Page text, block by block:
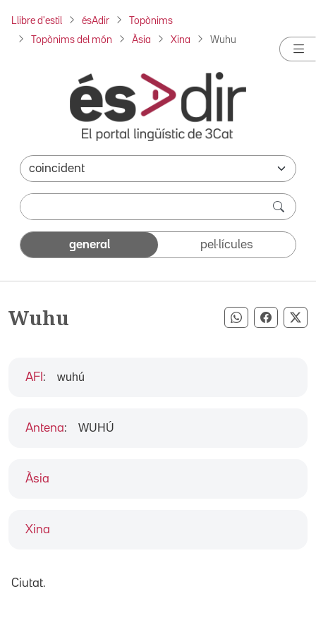
Llibre d'estil ésAdir Topònims
Topònims del món Àsia Xina Wuhu
general pel·lícules
Wuhu Compartir
Àsia
Xina
AFI : wuhú
Antena: WUHÚ
Ciutat.